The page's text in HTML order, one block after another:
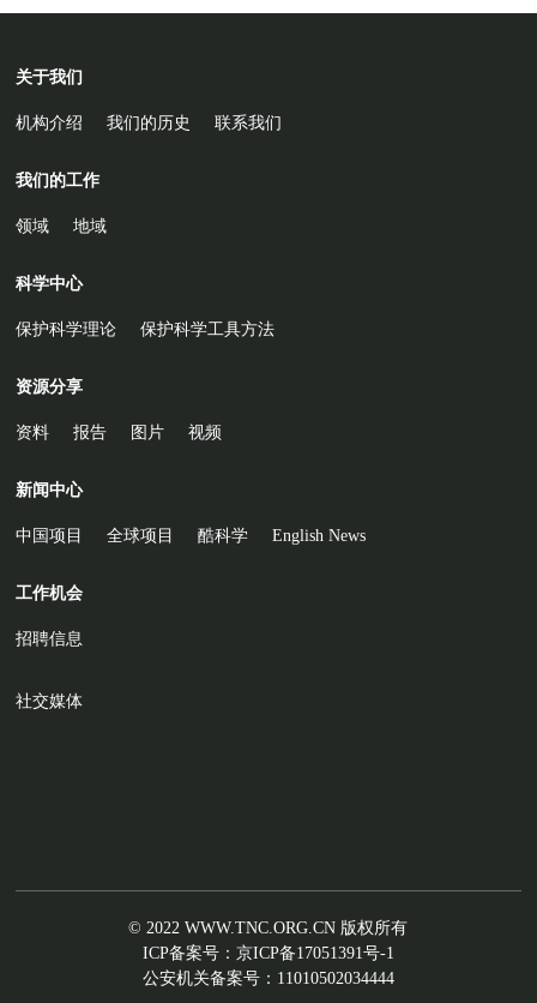
关于我们
机构介绍 我们的历史 联系我们
我们的工作
领域 地域
科学中心
保护科学理论 保护科学工具方法
资源分享
资料 报告 图片 视频
新闻中心
中国项目 全球项目 酷科学 English News
工作机会
招聘信息
社交媒体
© 2022 WWW.TNC.ORG.CN 版权所有
ICP备案号： 京ICP备17051391号-1
公安机关备案号： 11010502034444